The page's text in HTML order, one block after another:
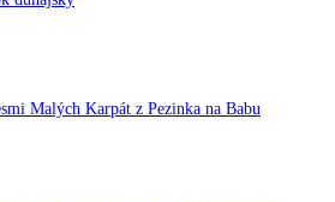
Malých Karpát z Pezinka na Babu